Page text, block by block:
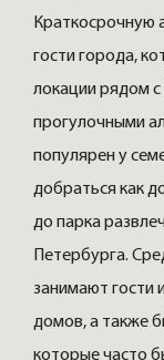
Краткосрочную
гости города,
локации рядом
прогулочными
популярен у
добраться как
до парка
Петербурга.
занимают гости
домов, а также
которые часто